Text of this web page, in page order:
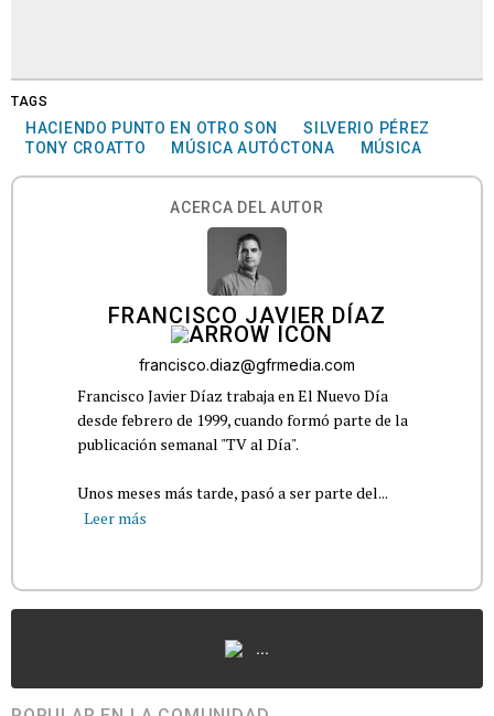
TAGS
HACIENDO PUNTO EN OTRO SON
SILVERIO PÉREZ
TONY CROATTO
MÚSICA AUTÓCTONA MÚSICA
ACERCA DEL AUTOR
FRANCISCO JAVIER DÍAZ
francisco.diaz@gfrmedia.com
Francisco Javier Díaz trabaja en El Nuevo Día
desde febrero de 1999, cuando formó parte de la
publicación semanal "TV al Día".
Unos meses más tarde, pasó a ser parte del...
Leer más
...